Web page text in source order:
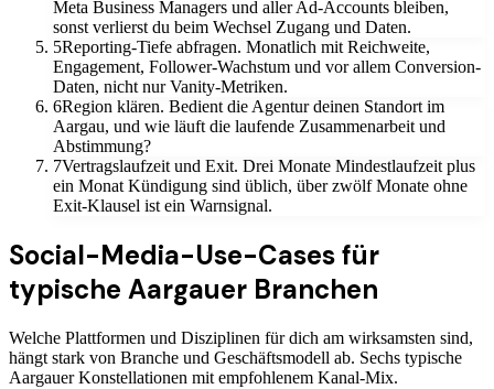
Meta Business Managers und aller Ad-Accounts bleiben,
sonst verlierst du beim Wechsel Zugang und Daten.
5Reporting-Tiefe abfragen. Monatlich mit Reichweite,
Engagement, Follower-Wachstum und vor allem Conversion-
Daten, nicht nur Vanity-Metriken.
6Region klären. Bedient die Agentur deinen Standort im
Aargau, und wie läuft die laufende Zusammenarbeit und
Abstimmung?
7Vertragslaufzeit und Exit. Drei Monate Mindestlaufzeit plus
ein Monat Kündigung sind üblich, über zwölf Monate ohne
Exit-Klausel ist ein Warnsignal.
Social-Media-Use-Cases für
typische Aargauer Branchen
Welche Plattformen und Disziplinen für dich am wirksamsten sind,
hängt stark von Branche und Geschäftsmodell ab. Sechs typische
Aargauer Konstellationen mit empfohlenem Kanal-Mix.